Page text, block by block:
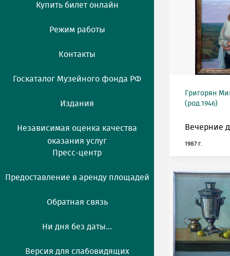
Купить билет онлайн
Режим работы
Контакты
Госкаталог Музейного фонда РФ
Издания
Независимая оценка качества
оказания услуг
Пресс-центр
Предоставление в аренду площадей
Обратная связь
Ни дня без даты...
Версия для слабовидящих
Григорян
(род.1946)
Вечерние
1987 г.